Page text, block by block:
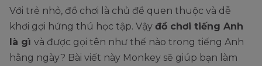
Với trẻ nhỏ, đồ chơi là chủ đề quen thuộc và dễ
khơi gợi hứng thú học tập. Vậy đồ chơi tiếng Anh
là gì và được gọi tên như thế nào trong tiếng Anh
hằng ngày? Bài viết này Monkey sẽ giúp bạn làm